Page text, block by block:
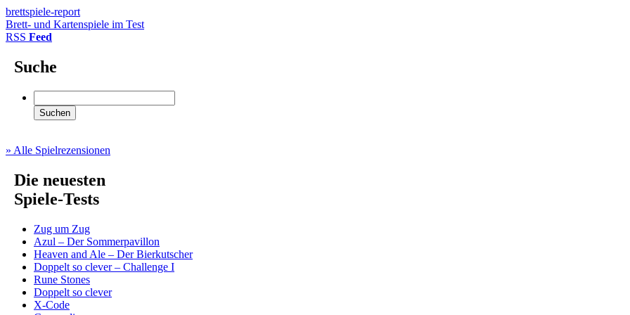
brettspiele-report
Brett- und Kartenspiele im Test
RSS Feed
Suche
» Alle Spielrezensionen
Die neuesten
Spiele-Tests
Zug um Zug
Azul – Der Sommerpavillon
Heaven and Ale – Der Bierkutscher
Doppelt so clever – Challenge I
Rune Stones
Doppelt so clever
X-Code